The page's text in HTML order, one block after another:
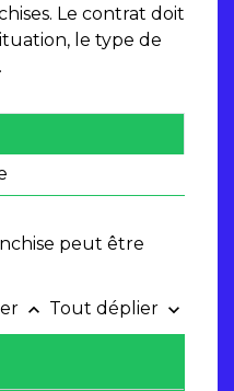
Le contrat doit
le type de
peut être
keyboard_arrow_up Tout déplier keyboard_arrow_down